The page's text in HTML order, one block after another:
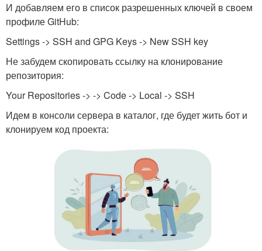
И добавляем его в список разрешенных ключей в своем
профиле GitHub:
Settings -> SSH and GPG Keys -> New SSH key
Не забудем скопировать ссылку на клонирование
репозитория:
Your Repositories -> -> Code -> Local -> SSH
Идем в консоли сервера в каталог, где будет жить бот и
клонируем код проекта: